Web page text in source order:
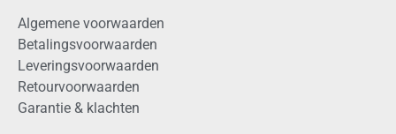
Algemene voorwaarden
Betalingsvoorwaarden
Leveringsvoorwaarden
Retourvoorwaarden
Garantie & klachten